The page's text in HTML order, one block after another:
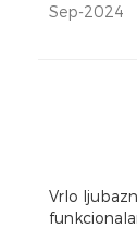
Sep-2024
Vrlo